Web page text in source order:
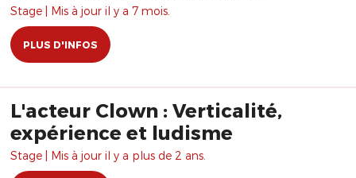
Stage | Mis à jour il y a 7 mois.
PLUS D'INFOS
L'acteur Clown : Verticalité,
expérience et ludisme
Stage | Mis à jour il y a plus de 2 ans.